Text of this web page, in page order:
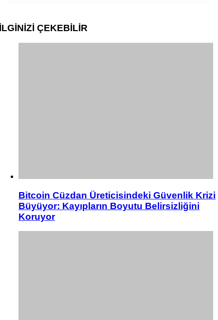
ÇEKEBİLİR
Bitcoin Cüzdan Üreticisindeki Güvenlik Krizi
Büyüyor: Kayıpların Boyutu Belirsizliğini
Koruyor